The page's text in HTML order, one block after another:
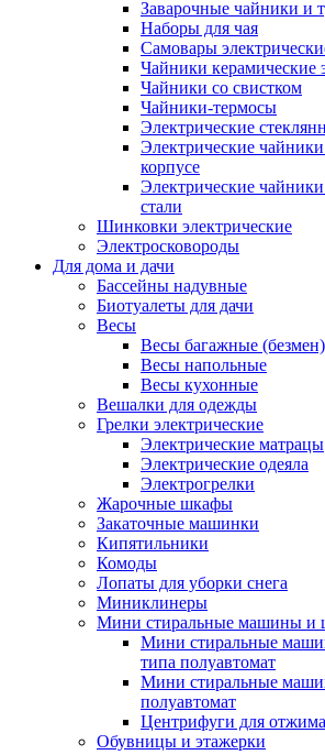
Заварочные чайники и
Наборы для чая
Самовары
Чайники керамические
Чайники со свистком
Чайники-термосы
Электрические
Электрические
корпусе
Электрические
стали
Шинковки электрические
Электросковороды
Для дома и дачи
Бассейны надувные
Биотуалеты для дачи
Весы
Весы багажные (безмен)
Весы напольные
Весы кухонные
Вешалки для одежды
Грелки электрические
Электрические матрацы
Электрические одеяла
Электрогрелки
Жарочные шкафы
Закаточные машинки
Кипятильники
Комоды
Лопаты для уборки снега
Миниклинеры
Мини стиральные машины и
Мини стиральные
типа полуавтомат
Мини стиральные
полуавтомат
Центрифуги для
Обувницы и этажерки